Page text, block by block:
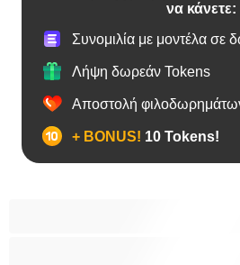
να κάνετε:
Συνομιλία με μοντέλα σε
Λήψη δωρεάν Tokens
Αποστολή
+ BONUS! 10 Tokens!